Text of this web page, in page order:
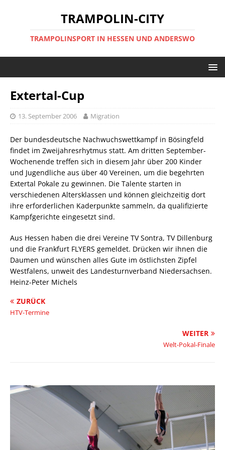
TRAMPOLIN-CITY
TRAMPOLINSPORT IN HESSEN UND ANDERSWO
Extertal-Cup
13. September 2006 Migration
Der bundesdeutsche Nachwuchswettkampf in Bösingfeld
findet im Zweijahresrhytmus statt. Am dritten September-
Wochenende treffen sich in diesem Jahr über 200 Kinder
und Jugendliche aus über 40 Vereinen, um die begehrten
Extertal Pokale zu gewinnen. Die Talente starten in
verschiedenen Altersklassen und können gleichzeitig dort
ihre erforderlichen Kaderpunkte sammeln, da qualifizierte
Kampfgerichte eingesetzt sind.
Aus Hessen haben die drei Vereine TV Sontra, TV Dillenburg
und die Frankfurt FLYERS gemeldet. Drücken wir ihnen die
Daumen und wünschen alles Gute im östlichsten Zipfel
Westfalens, unweit des Landesturnverband Niedersachsen.
Heinz-Peter Michels
ZURÜCK
HTV-Termine
WEITER
Welt-Pokal-Finale